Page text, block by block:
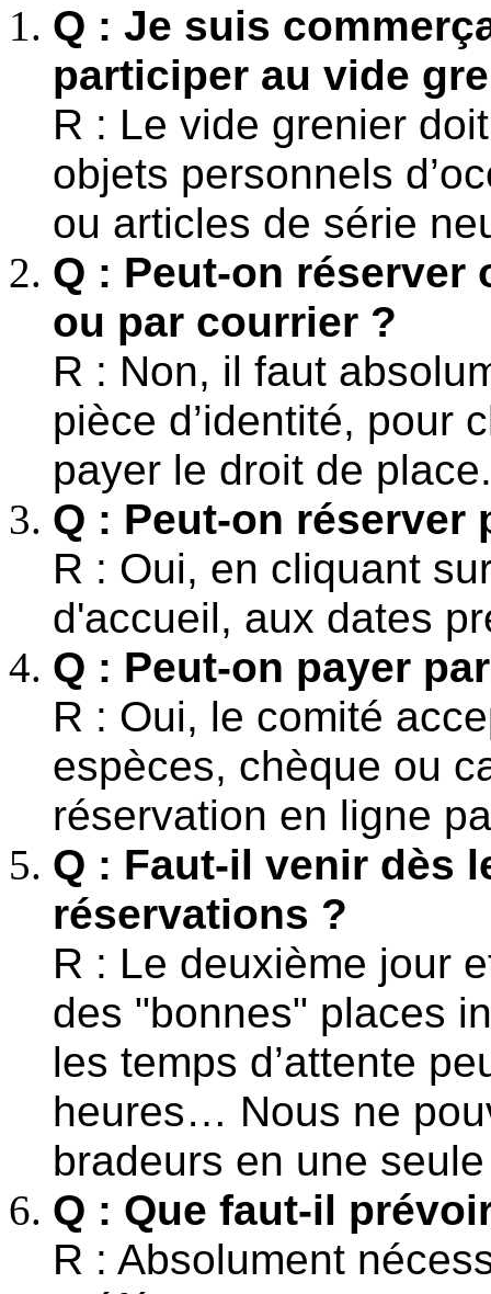
Q : Je suis
participer au vide
R : Le vide grenier
objets personnels
ou articles de série
Q : Peut-on réserver
ou par courrier ?
R : Non, il faut
pièce d’identité, pour
payer le droit de place.
Q : Peut-on réserver
R : Oui, en cliquant
d'accueil, aux dates
Q : Peut-on payer
R : Oui, le comité
espèces, chèque ou
réservation en ligne
Q : Faut-il venir dès
réservations ?
R : Le deuxième jour
des "bonnes" places
les temps d’attente
heures… Nous ne
bradeurs en une
Q : Que faut-il
R : Absolument